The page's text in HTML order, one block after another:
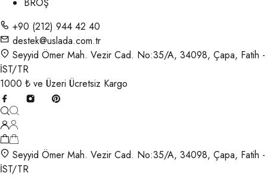
+90 (212) 944 42 40
destek@uslada.com.tr
Seyyid Ömer Mah. Vezir Cad. No:35/A, 34098, Çapa, Fatih -
İST/TR
1000 ₺ ve Üzeri Ücretsiz Kargo
Seyyid Ömer Mah. Vezir Cad. No:35/A, 34098, Çapa, Fatih -
İST/TR